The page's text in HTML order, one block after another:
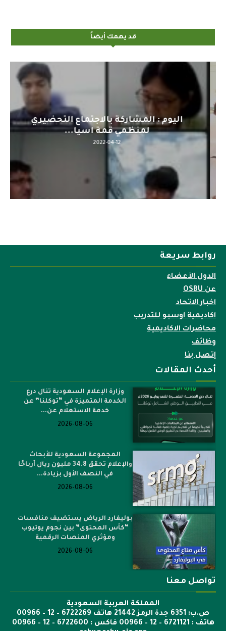
قد يهمك أيضاً
اليوم : المشاركة بالاجتماع التحضيري
لمنظمي قمة اسيا...
2022-04-12
روابط سريعة
الدول الأعضاء
عن OSBU
اخبار الاتحاد
اكاديمية اوسبو للتدريب
محاضرات الاكاديمية
وظائف
إتصل بنا
أحدث المقالات
وزارة الإعلام السعودية تنال درع
الخدمة المتميزة في “توكلنا” عن
خدمة الاستعلام عن...
2026-08-06
المجموعة السعودية للأبحاث
والإعلام تحقق 34.8 مليون ريال أرباحًا
في النصف الأول بزيادة...
2026-08-06
بوليفارد الرياض يستضيف منافسات
“كأس المحتوى” بين نجوم يوتيوب
ومؤثري المنصات الرقمية
2026-08-06
تواصل معنا
المملكة العربية السعودية
ص.ب: 6351 جدة الرمز 21442 هاتف 6722269 – 12 – 00966
هاتف : 6721121 – 12 – 00966 فاكس : 6722600 – 12 – 00966